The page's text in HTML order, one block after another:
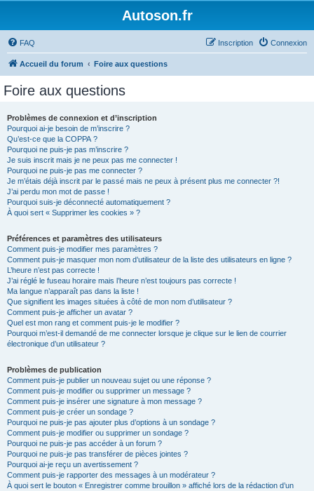
Autoson.fr
FAQ Connexion
Inscription
Accueil du forum Foire aux questions
Foire aux questions
Problèmes de connexion et d’inscription
Pourquoi ai-je besoin de m’inscrire ?
Qu’est-ce que la COPPA ?
Pourquoi ne puis-je pas m’inscrire ?
Je suis inscrit mais je ne peux pas me connecter !
Pourquoi ne puis-je pas me connecter ?
Je m’étais déjà inscrit par le passé mais ne peux à présent plus me connecter ?!
J’ai perdu mon mot de passe !
Pourquoi suis-je déconnecté automatiquement ?
À quoi sert « Supprimer les cookies » ?
Préférences et paramètres des utilisateurs
Comment puis-je modifier mes paramètres ?
Comment puis-je masquer mon nom d’utilisateur de la liste des utilisateurs en ligne ?
L’heure n’est pas correcte !
J’ai réglé le fuseau horaire mais l’heure n’est toujours pas correcte !
Ma langue n’apparaît pas dans la liste !
Que signifient les images situées à côté de mon nom d’utilisateur ?
Comment puis-je afficher un avatar ?
Quel est mon rang et comment puis-je le modifier ?
Pourquoi m’est-il demandé de me connecter lorsque je clique sur le lien de courrier
électronique d’un utilisateur ?
Problèmes de publication
Comment puis-je publier un nouveau sujet ou une réponse ?
Comment puis-je modifier ou supprimer un message ?
Comment puis-je insérer une signature à mon message ?
Comment puis-je créer un sondage ?
Pourquoi ne puis-je pas ajouter plus d’options à un sondage ?
Comment puis-je modifier ou supprimer un sondage ?
Pourquoi ne puis-je pas accéder à un forum ?
Pourquoi ne puis-je pas transférer de pièces jointes ?
Pourquoi ai-je reçu un avertissement ?
Comment puis-je rapporter des messages à un modérateur ?
À quoi sert le bouton « Enregistrer comme brouillon » affiché lors de la rédaction d’un